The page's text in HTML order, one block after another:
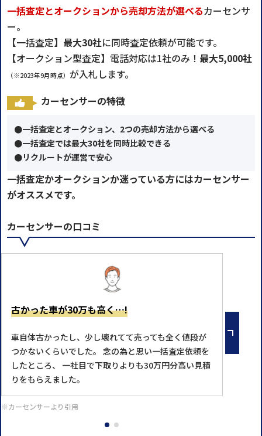
一括査定とオークションから売却方法が選べるカーセンサ
ー。
【一括査定】 最大30社に同時査定依頼が可能です。
【オークション型査定】電話対応は1社のみ！ 最大5,000社
（※2023年9月時点） が入札します。
カーセンサーの特徴
●一括査定とオークション、2つの売却方法から選べる
●一括査定では最大30社を同時比較できる
●リクルートが運営で安心
一括査定かオークションか迷っている方にはカーセンサー
がオススメです。
カーセンサーの口コミ
古かった車が30万も高く…!
車自体古かったし、少し壊れてて売っても全く値段が
つかないくらいでした。 念の為と思い一括査定依頼を
したところ、 一社目で下取りよりも30万円分高い見積
りをもらえました。
※カーセンサーより引用